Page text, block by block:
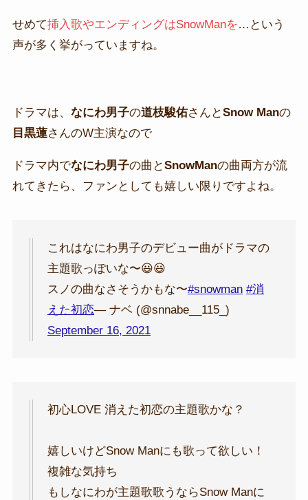
せめて挿入歌やエンディングはSnowManを…という
声が多く挙がっていますね。
ドラマは、 なにわ男子の道枝駿佑さんとSnow Manの
目黒蓮さんのW主演なので
ドラマ内でなにわ男子の曲とSnowManの曲両方が流
れてきたら、ファンとしても嬉しい限りですよね。
これはなにわ男子のデビュー曲がドラマの
主題歌っぽいな〜😃😃
スノの曲なさそうかもな〜#snowman #消
えた初恋— ナベ (@snnabe__115_)
September 16, 2021
初心LOVE 消えた初恋の主題歌かな？
嬉しいけどSnow Manにも歌って欲しい！
複雑な気持ち
もしなにわが主題歌歌うならSnow Manに